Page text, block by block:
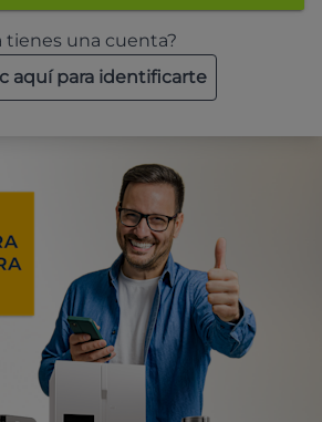
tienes una cuenta?
aquí para identificarte